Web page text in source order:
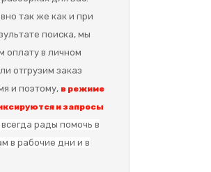
так же как и при
поиска, мы
оплату в личном
отгрузим заказ
и поэтому, в режиме
и запросы
сегда рады помочь в
в рабочие дни и в